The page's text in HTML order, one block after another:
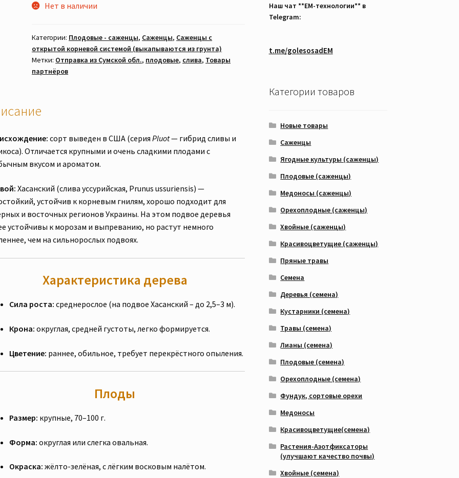
Нет в наличии
Категории: Плодовые - саженцы, Саженцы, Саженцы с
открытой корневой системой (выкапываются из грунта)
Метки: Отправка из Сумской обл., плодовые, слива, Товары
партнёров
сорт выведен в США (серия Pluot— гибрид сливы и
Отличается крупными и очень сладкими плодами с
вкусом и ароматом.
Хасанский (слива уссурийская, Prunus ussuriensis) —
устойчив к корневым гнилям, хорошо подходит для
и восточных регионов Украины. На этом подвое деревья
устойчивы к морозам и выпреванию, но растут немного
чем на сильнорослых подвоях.
Характеристика дерева
Сила роста: среднерослое (на подвое Хасанский – до 2,5–3 м).
Крона: округлая, средней густоты, легко формируется.
Цветение: раннее, обильное, требует перекрёстного опыления.
Плоды
Размер: крупные, 70–100 г.
Форма: округлая или слегка овальная.
Окраска: жёлто-зелёная, с лёгким восковым налётом.
Наш чат **EM-технологии** в
Telegram:
t.me/golesosadEM
Категории товаров
Новые товары
Саженцы
Ягодные культуры (саженцы)
Плодовые (саженцы)
Медоносы (саженцы)
Орехоплодные (саженцы)
Хвойные (саженцы)
Красивоцветущие (саженцы)
Пряные травы
Семена
Деревья (семена)
Кустарники (семена)
Травы (семена)
Лианы (семена)
Плодовые (семена)
Орехоплодные (семена)
Фундук, сортовые орехи
Медоносы
Красивоцветущие(семена)
Растения-Азотфиксаторы
(улучшают качество почвы)
Хвойные (семена)